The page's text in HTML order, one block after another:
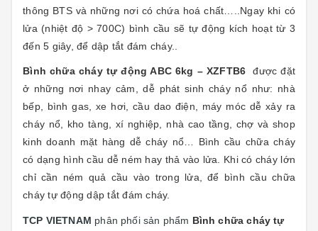
thông BTS và những nơi có chứa hoá chất…..Ngay khi có
lửa (nhiệt độ > 700C) bình cầu sẽ tự động kích hoạt từ 3
đến 5 giây, để dập tắt đám cháy..
Bình chữa cháy tự động ABC 6kg – XZFTB6 được đặt
ở những nơi nhay cảm, dễ phát sinh cháy nổ như: nhà
bếp, bình gas, xe hơi, cầu dao điện, máy móc dễ xảy ra
cháy nổ, kho tàng, xí nghiệp, nhà cao tầng, chợ và shop
kinh doanh mặt hàng dễ cháy nổ… Bình cầu chữa cháy
có dạng hình cầu dễ ném hay thả vào lửa. Khi có cháy lớn
chỉ cần ném quả cầu vào trong lửa, để bình cầu chữa
cháy tự động dập tắt đám cháy.
TCP VIETNAM phân phối sản phẩm Bình chữa cháy tự